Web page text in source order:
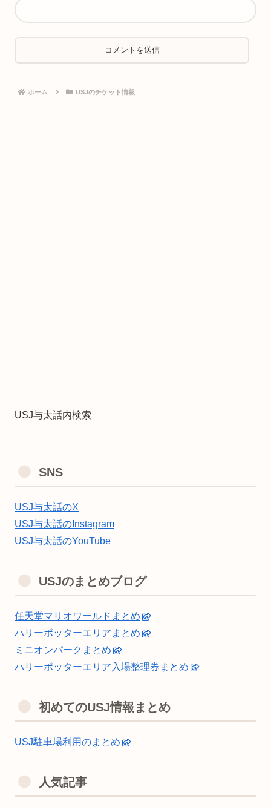
ホーム USJのチケット情報
USJ与太話内検索
SNS
USJ与太話のX
USJ与太話のInstagram
USJ与太話のYouTube
USJのまとめブログ
任天堂マリオワールドまとめ
ハリーポッターエリアまとめ
ミニオンパークまとめ
ハリーポッターエリア入場整理券まとめ
初めてのUSJ情報まとめ
USJ駐車場利用のまとめ
人気記事